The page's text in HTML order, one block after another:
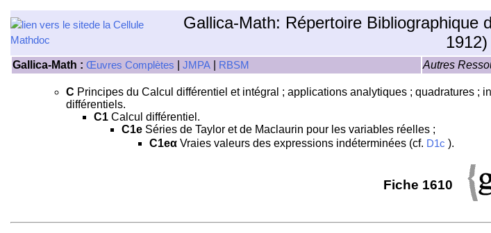
Gallica-Math: Répertoire Bibliographique
1912)
Gallica-Math : Œuvres Complètes JMPA RBSM Autres
C Principes du Calcul différentiel et intégral ; applications analytiques ; quadratures ;
différentiels.
C1 Calcul différentiel.
C1e Séries de Taylor et de Maclaurin pour les variables réelles ;
C1eα Vraies valeurs des expressions indéterminées (cf. D1c ).
Fiche 1610